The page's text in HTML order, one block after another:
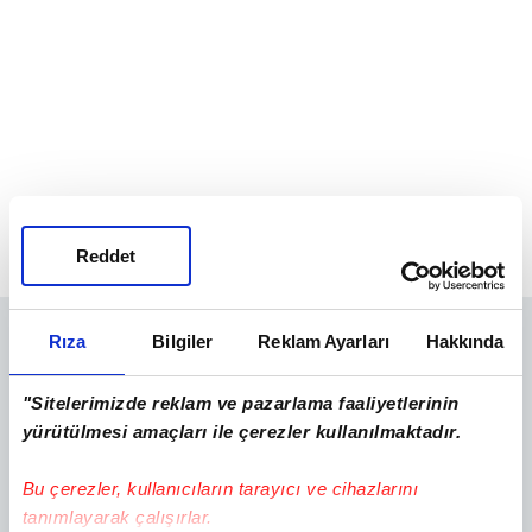
Rıza Bilgiler Reklam Ayarları Hakkında
"Sitelerimizde reklam ve pazarlama faaliyetlerinin
yürütülmesi amaçları ile çerezler kullanılmaktadır.
Bu çerezler, kullanıcıların tarayıcı ve cihazlarını
tanımlayarak çalışırlar.
Reddet